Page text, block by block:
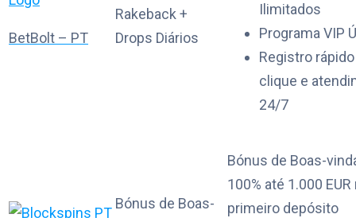
BetBolt – PT
Rakeback +
Drops Diários
Ilimitados⁠
Programa VIP
Registro
clique e
24/7
Bónus de Boas-
Bónus de Boas-
100% até 1.000 EUR
primeiro depósito